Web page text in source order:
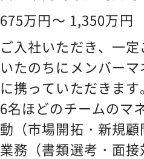
分かれておりますが
と采配で決定します
ばお申し付けください
675万円～ 1,350万円
ご入社いただき、一
いたのちにメンバー
に携っていただきま
6名ほどのチームのマ
動（市場開拓・新規
業務（書類選考・面